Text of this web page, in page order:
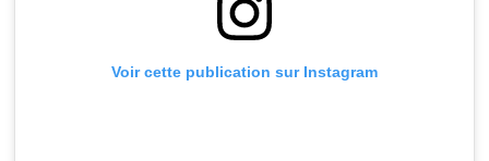
Voir cette publication sur Instagram